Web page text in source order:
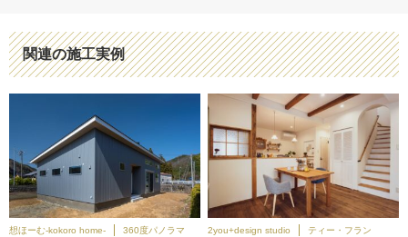
関連の施工実例
想ほーむ-kokoro home-
360度パノラマ
2you+design studio
ティー・フラン